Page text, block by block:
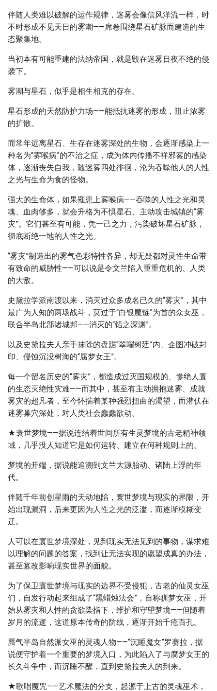
伴随人类难以破解的运作规律，迷雾会像信风洋流一样，时
不时形成不见天日的雾潮——席卷围绕星石矿脉而建造的生
态聚集地。
当初本有可能重建的法纳帝国，就是毁在迷雾日夜不绝的侵
袭下。
雾潮与星石，似乎是相生相克的存在。
星石形成的天然防护力场——能抵抗迷雾的形成，阻止浓雾
的扩散。
而常年远离星石、生存在迷雾深处的生物，会逐渐感染上一
种名为“雾喉病”的不治之症，成为体内传播不祥邪雾的感染
体，逐渐丧失自我，随迷雾四处徘徊，沦为吞噬他人的人性
之光与生命为食的怪物。
强大的生命体，如果罹患上雾喉病——吞噬的人性之光和灵
魂、血肉够多，就会升格为不惧星石、主动攻击城镇的“雾
灾”。它们甚至有可能，凭一己之力，污染破坏星石矿脉，
彻底断绝一地的人性之光。
“雾灾”制造出的雾气色彩特性各异，却无疑都对灵性生命带
有致命的威胁性——可以说是令文兰陷入重重危机的、人类
的大敌。
史黛拉学派南渡以来，消灭过众多成名已久的“雾灾”，其中
最广为人知的两场战斗，莫过于“白银魔链”为首的众女巫，
联合半岛北部诸城邦——消灭的“铅之深渊”。
以及史黛拉夫人亲手抹除的盘踞“翠曜树廷”内、企图冲破封
印、侵蚀沉没树海的“腐梦女王”。
每一个留名历史的“雾灾”，都造成过灭国规模的、惨绝人寰
的生态灭绝性灾难——而其中，甚至有主动拥抱迷雾、成就
雾灾的超凡者，至今怀揣着某种强烈扭曲的渴望，而潜伏在
迷雾巢穴深处，对人类社会蠢蠢欲动。
★寰世梦境——据说连结着世间所有生灵梦境的古老精神领
域，几乎没人知道它是如何运转、建立在何种规则上的。
梦境的开端，据说能追溯到文兰大源胎动、诸陆上浮的年
代。
伴随千年前创星雨的天动地陷，寰世梦境与现实的界限，开
始出现漏洞，后来更因为人性之光的泛滥，而逐渐模糊变
迁。
人可以在寰世梦境深处，见到现实无法见到的事物，谋求难
以理解的问题的答案，找到让无法实现的愿望成真的办法，
甚至篡改影响现实世界的面貌。
为了保卫寰世梦境与现实的边界不受侵犯，古老的仙灵女巫
们，自发行动起来组成了“黑蜡烛法会”，自称驯梦女巫，开
始从雾灾和人性的贪欲染指下，维护和守望梦境——但随着
岁月的流逝，这道原本传奇的防线，逐渐开始千疮百孔。
蜃气半岛自然派女巫的灵魂人物——“沉睡魔女”罗赛拉，据
说便守护着一个重要的梦境入口，为此陷入了与腐梦女王的
长久斗争中，而沉睡不醒，直到史黛拉夫人的到来。
★歌唱魔咒——艺术魔法的分支，起源于上古的灵魂巫术，